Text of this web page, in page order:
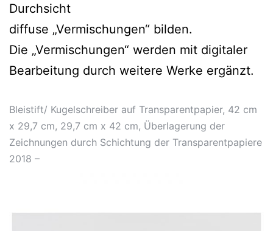
Durchsicht
diffuse „Vermischungen“ bilden.
Die „Vermischungen“ werden mit digitaler
Bearbeitung durch weitere Werke ergänzt.
Bleistift/ Kugelschreiber auf Transparentpapier, 42 cm
x 29,7 cm, 29,7 cm x 42 cm, Überlagerung der
Zeichnungen durch Schichtung der Transparentpapiere
2018 –